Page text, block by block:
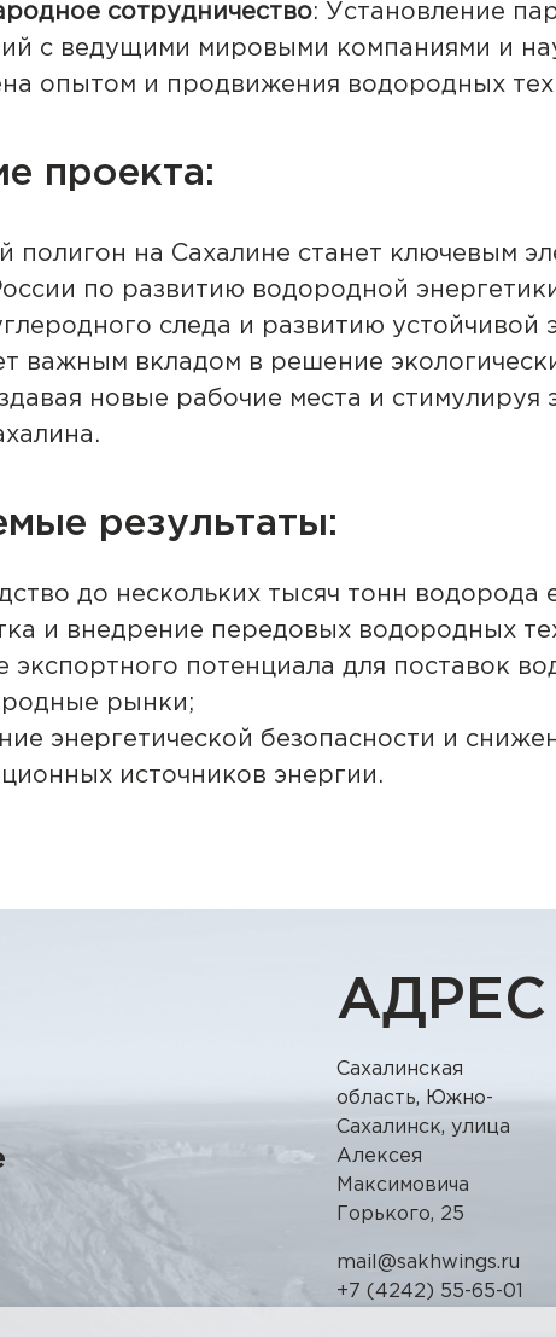
сотрудничество: Установление
с ведущими мировыми компаниями и
опытом и продвижения водородных
проекта:
полигон на Сахалине станет ключевым
по развитию водородной
следа и развитию устойчивой
важным вкладом в решение
новые рабочие места и стимулируя
результаты:
до нескольких тысяч тонн водорода
и внедрение передовых водородных
экспортного потенциала для поставок
рынки;
энергетической безопасности и
источников энергии.
АДРЕС
Сахалинская
область, Южно-
Сахалинск, улица
Алексея
Максимовича
Горького, 25
mail@sakhwings.ru
+7 (4242) 55-65-01